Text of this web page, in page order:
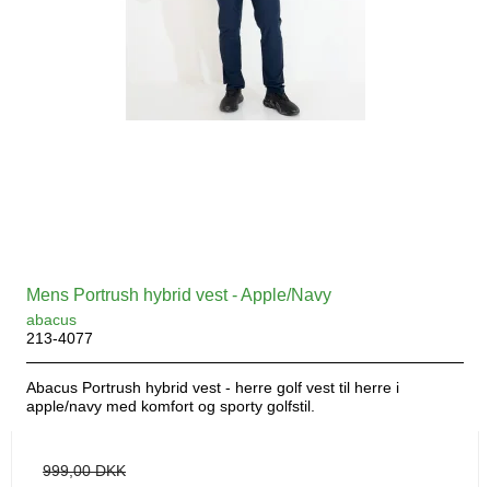
Mens Portrush hybrid vest - Apple/Navy
abacus
213-4077
Abacus Portrush hybrid vest - herre golf vest til herre i
apple/navy med komfort og sporty golfstil.
999,00 DKK